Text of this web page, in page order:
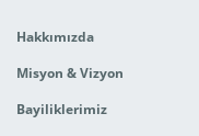
Hakkımızda
Misyon & Vizyon
Bayiliklerimiz